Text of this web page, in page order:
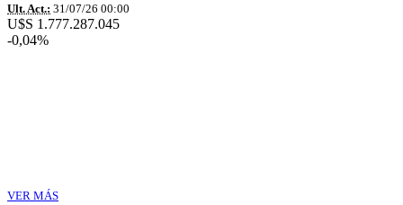
Ult. Act.: 31/07/26 00:00
U$S 1.777.287.045
-0,04%
VER MÁS